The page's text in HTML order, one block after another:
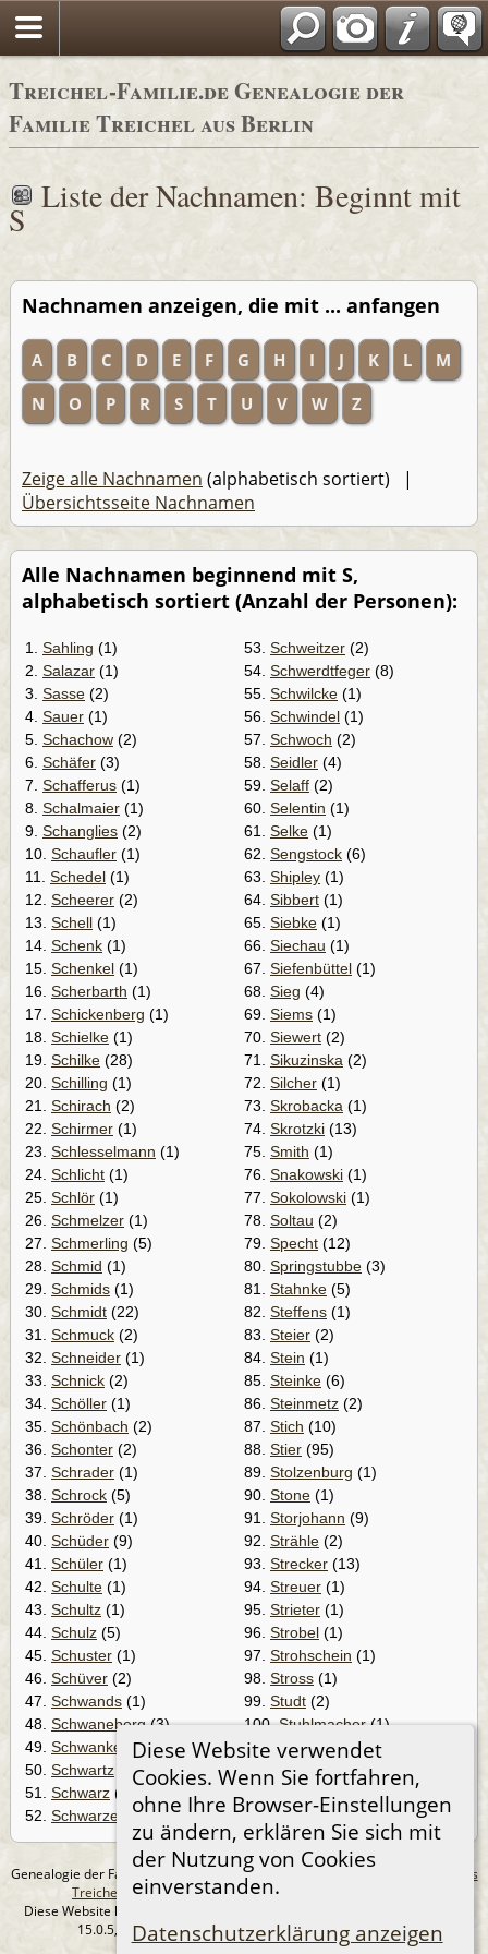
Adressbücher
Treichel-Familie.de Genealogie der
Familie Treichel aus Berlin
Diese Website verwendet
Cookies. Wenn Sie fortfahren,
ohne Ihre Browser-Einstellungen
zu ändern, erklären Sie sich mit
der Nutzung von Cookies
einverstanden.
Datenschutzerklärung anzeigen
Liste der Nachnamen: Beginnt mit
S
Nachnamen anzeigen, die mit ... anfangen
A B C D E F G H I J K L
M
N
O P R S T U V W Z
Zeige alle Nachnamen (alphabetisch sortiert) |
Übersichtsseite Nachnamen
Alle Nachnamen beginnend mit S,
alphabetisch sortiert (Anzahl der Personen):
1. Sahling (1)
2. Salazar (1)
3. Sasse (2)
4. Sauer (1)
5. Schachow (2)
6. Schäfer (3)
7. Schafferus (1)
8. Schalmaier (1)
9. Schanglies (2)
10. Schaufler (1)
11. Schedel (1)
12. Scheerer (2)
13. Schell (1)
14. Schenk (1)
15. Schenkel (1)
16. Scherbarth (1)
17. Schickenberg (1)
18. Schielke (1)
19. Schilke (28)
20. Schilling (1)
21. Schirach (2)
22. Schirmer (1)
23. Schlesselmann (1)
24. Schlicht (1)
25. Schlör (1)
26. Schmelzer (1)
27. Schmerling (5)
28. Schmid (1)
29. Schmids (1)
30. Schmidt (22)
31. Schmuck (2)
32. Schneider (1)
33. Schnick (2)
34. Schöller (1)
35. Schönbach (2)
36. Schonter (2)
37. Schrader (1)
38. Schrock (5)
39. Schröder (1)
40. Schüder (9)
41. Schüler (1)
42. Schulte (1)
43. Schultz (1)
44. Schulz (5)
45. Schuster (1)
46. Schüver (2)
47. Schwands (1)
48. Schwaneberg(3)
49. Schwanke
(9)
50. Schwartz (3)
51. Schwarz (1)
52. Schwarze (1)
53. Schweitzer (2)
54. Schwerdtfeger (8)
55. Schwilcke (1)
56. Schwindel (1)
57. Schwoch (2)
58. Seidler (4)
59. Selaff (2)
60. Selentin (1)
61. Selke (1)
62. Sengstock (6)
63. Shipley (1)
64. Sibbert (1)
65. Siebke (1)
66. Siechau (1)
67. Siefenbüttel (1)
68. Sieg (4)
69. Siems (1)
70. Siewert (2)
71. Sikuzinska (2)
72. Silcher (1)
73. Skrobacka (1)
74. Skrotzki (13)
75. Smith (1)
76. Snakowski (1)
77. Sokolowski (1)
78. Soltau (2)
79. Specht (12)
80. Springstubbe (3)
81. Stahnke (5)
82. Steffens (1)
83. Steier (2)
84. Stein (1)
85. Steinke (6)
86. Steinmetz (2)
87. Stich (10)
88. Stier (95)
89. Stolzenburg (1)
90. Stone (1)
91. Storjohann (9)
92. Strähle (2)
93. Strecker (13)
94. Streuer (1)
95. Strieter (1)
96. Strobel (1)
97. Strohschein (1)
98. Stross (1)
99. Studt (2)
100.Stuhlmacher(1)
101.Suchotz(1)
Szczodrowski
104.Sługocka (2)
Genealogie der Familie Treichel aus Berlin. - erstellt und betreut von
Andreas
Treichel
Copyright © 2014-2026 Alle Rechte vorbehalten.
Diese Website läuft mit
15.0.5, programmiert von Darrin Lythgoe © 2001-2026.
Datenschutzerklärung